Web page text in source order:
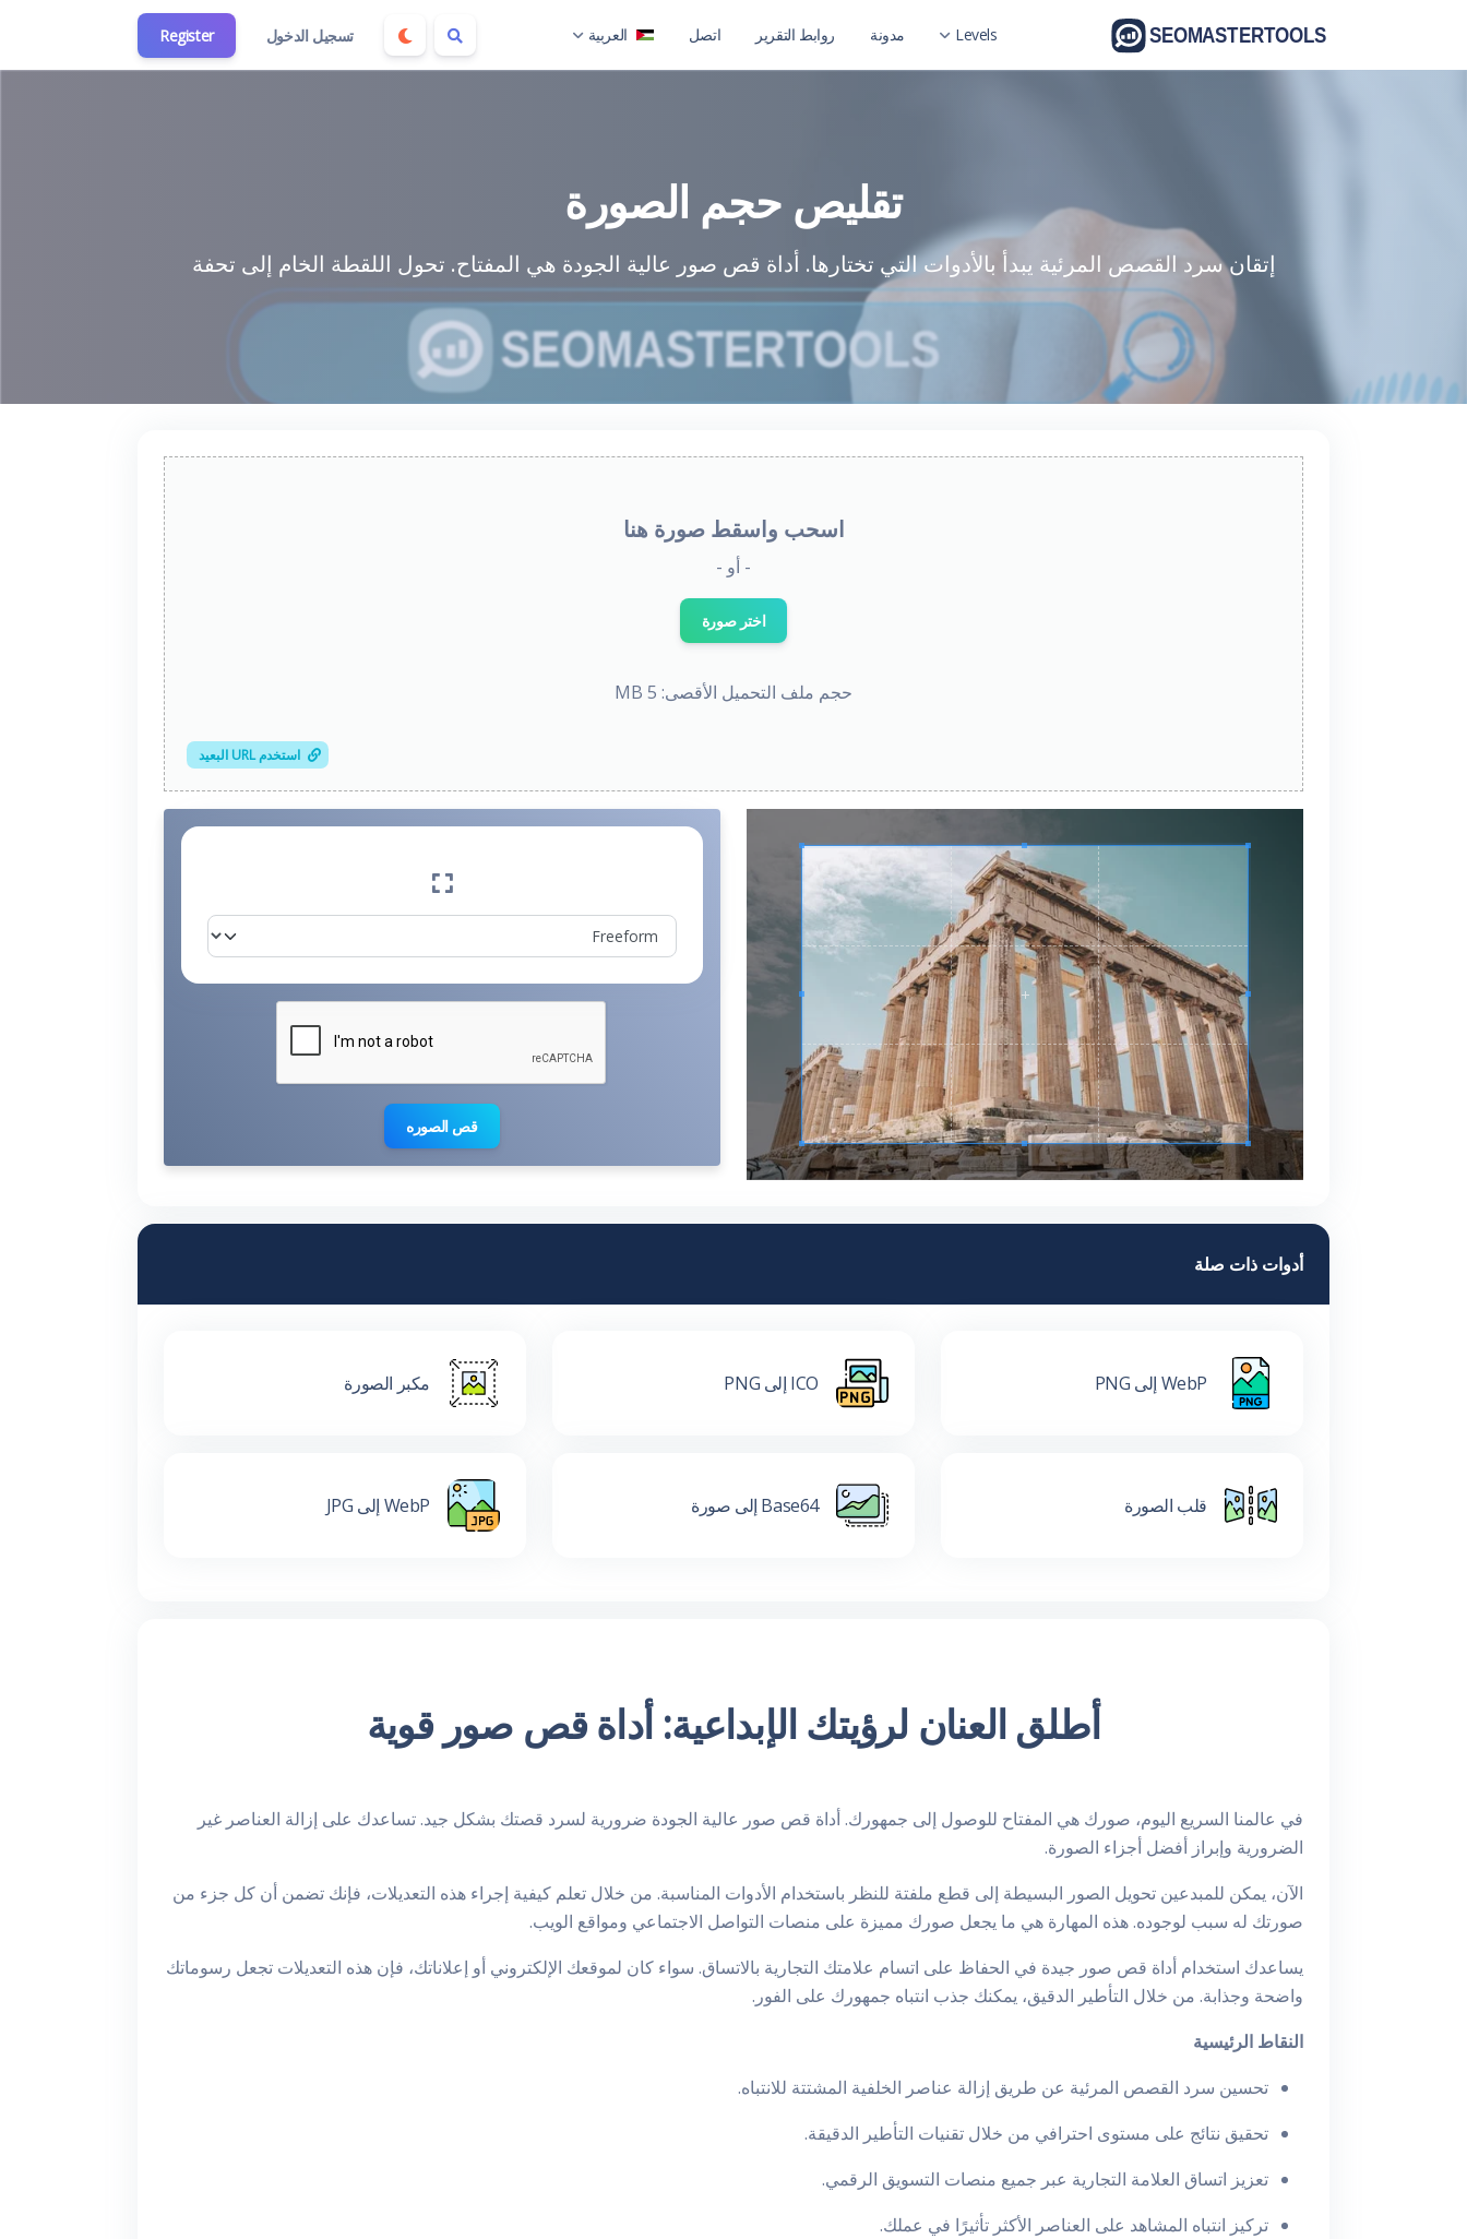
تسجيل الدخول Register Levels مدونة روابط التقرير اتصل العربية
تقليص حجم الصورة
إتقان سرد القصص المرئية يبدأ بالأدوات التي تختارها. أداة قص صور عالية الجودة هي المفتاح. تحول اللقطة الخام إلى تحفة
اسحب واسقط صورة هنا
- أو -
اختر صورة
حجم ملف التحميل الأقصى: 5 MB
استخدم URL البعيد
قص الصوره
أدوات ذات صلة
WebP إلى PNG ICO إلى PNG مكبر الصورة
قلب الصورة Base64 إلى صورة WebP إلى JPG
أطلق العنان لرؤيتك الإبداعية: أداة قص صور قوية
في عالمنا السريع اليوم، صورك هي المفتاح للوصول إلى جمهورك. أداة قص صور عالية الجودة ضرورية لسرد قصتك بشكل جيد. تساعدك على إزالة العناصر غير
الضرورية وإبراز أفضل أجزاء الصورة.
الآن، يمكن للمبدعين تحويل الصور البسيطة إلى قطع ملفتة للنظر باستخدام الأدوات المناسبة. من خلال تعلم كيفية إجراء هذه التعديلات، فإنك تضمن أن كل جزء من
صورتك له سبب لوجوده. هذه المهارة هي ما يجعل صورك مميزة على منصات التواصل الاجتماعي ومواقع الويب.
يساعدك استخدام أداة قص صور جيدة في الحفاظ على اتسام علامتك التجارية بالاتساق. سواء كان لموقعك الإلكتروني أو إعلاناتك، فإن هذه التعديلات تجعل رسوماتك
واضحة وجذابة. من خلال التأطير الدقيق، يمكنك جذب انتباه جمهورك على الفور.
النقاط الرئيسية
تحسين سرد القصص المرئية عن طريق إزالة عناصر الخلفية المشتتة للانتباه.
تحقيق نتائج على مستوى احترافي من خلال تقنيات التأطير الدقيقة.
تعزيز اتساق العلامة التجارية عبر جميع منصات التسويق الرقمي.
تركيز انتباه المشاهد على العناصر الأكثر تأثيرًا في عملك.